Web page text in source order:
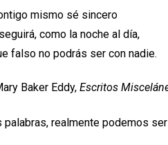
mismo sé sincero
como la noche al día,
falso no podrás ser con nadie.
Baker Eddy, Escritos
palabras, realmente podemos